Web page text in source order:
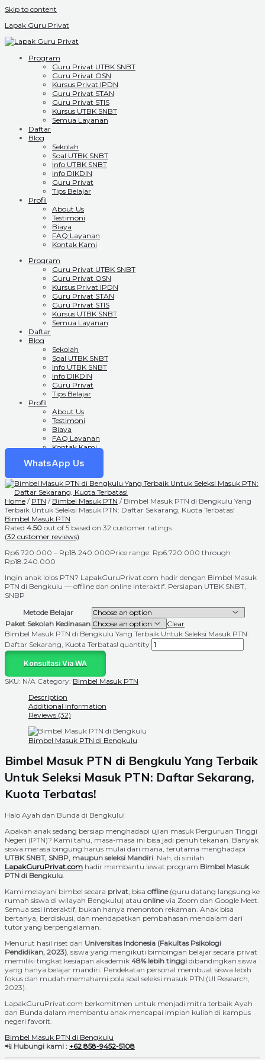
Skip to content
Lapak Guru Privat
Program
Guru Privat UTBK SNBT
Guru Privat OSN
Kursus Privat IPDN
Guru Privat STAN
Guru Privat STIS
Kursus UTBK SNBT
Semua Layanan
Daftar
Blog
Sekolah
Soal UTBK SNBT
Info UTBK SNBT
Info DIKDIN
Guru Privat
Tips Belajar
Profil
About Us
Testimoni
Biaya
FAQ Layanan
Kontak Kami
Program
Guru Privat UTBK SNBT
Guru Privat OSN
Kursus Privat IPDN
Guru Privat STAN
Guru Privat STIS
Kursus UTBK SNBT
Semua Layanan
Daftar
Blog
Sekolah
Soal UTBK SNBT
Info UTBK SNBT
Info DIKDIN
Guru Privat
Tips Belajar
Profil
About Us
Testimoni
Biaya
FAQ Layanan
Kontak Kami
WhatsApp Us
Home / PTN / Bimbel Masuk PTN / Bimbel Masuk PTN di Bengkulu Yang
Terbaik Untuk Seleksi Masuk PTN: Daftar Sekarang, Kuota Terbatas!
Bimbel Masuk PTN
Rated 4.50 out of 5 based on 32 customer ratings
(32 customer reviews)
Rp6.720.000 – Rp18.240.000Price range: Rp6.720.000 through
Rp18.240.000
Ingin anak lolos PTN? LapakGuruPrivat.com hadir dengan Bimbel Masuk
PTN di Bengkulu — offline dan online interaktif. Persiapan UTBK SNBT,
SNBP
Metode Belajar
Paket Sekolah Kedinasan
Clear
Bimbel Masuk PTN di Bengkulu Yang Terbaik Untuk Seleksi Masuk PTN:
Daftar Sekarang, Kuota Terbatas! quantity
Konsultasi Via WA
SKU: N/A Category: Bimbel Masuk PTN
Description
Additional information
Reviews (32)
Bimbel Masuk PTN di Bengkulu
Bimbel Masuk PTN di Bengkulu Yang Terbaik
Untuk Seleksi Masuk PTN: Daftar Sekarang,
Kuota Terbatas!
Halo Ayah dan Bunda di Bengkulu!
Apakah anak sedang bersiap menghadapi ujian masuk Perguruan Tinggi
Negeri (PTN)? Kami tahu, masa-masa ini bisa jadi penuh tekanan. Banyak
siswa merasa bingung harus mulai dari mana, terutama menghadapi
UTBK SNBT, SNBP, maupun seleksi Mandiri . Nah, di sinilah
LapakGuruPrivat.com hadir membantu lewat program Bimbel Masuk
PTN di Bengkulu
Kami melayani bimbel secara privat , bisa offline(guru datang langsung ke
rumah siswa di wilayah Bengkulu) atau onlinevia Zoom dan Google Meet.
Semua sesi interaktif, bukan hanya menonton rekaman. Anak bisa
bertanya, berdiskusi, dan mendapatkan pembahasan mendalam dari
tutor yang berpengalaman.
Menurut hasil riset dari Universitas Indonesia (Fakultas Psikologi
Pendidikan, 2023) , siswa yang mengikuti bimbingan belajar secara privat
memiliki tingkat kesiapan akademik 48% lebih tinggi dibandingkan siswa
yang hanya belajar mandiri. Pendekatan personal membuat siswa lebih
fokus dan mudah memahami pola soal seleksi masuk PTN (UI Research,
2023).
LapakGuruPrivat.com berkomitmen untuk menjadi mitra terbaik Ayah
dan Bunda dalam membantu anak mencapai impian kuliah di kampus
negeri favorit.
Bimbel Masuk PTN di Bengkulu
📲 Hubungi kami : +62 858-9452-5108